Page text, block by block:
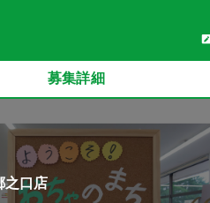
募集詳細
之口店